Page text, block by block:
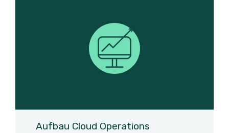
Aufbau Cloud Operations